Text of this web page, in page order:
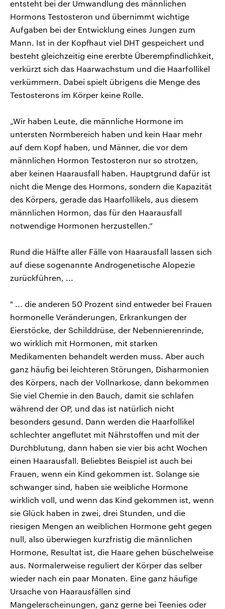
entsteht bei der Umwandlung des männlichen
Hormons Testosteron und übernimmt wichtige
Aufgaben bei der Entwicklung eines Jungen zum
Mann. Ist in der Kopfhaut viel DHT gespeichert und
besteht gleichzeitig eine ererbte Überempfindlichkeit,
verkürzt sich das Haarwachstum und die Haarfollikel
verkümmern. Dabei spielt übrigens die Menge des
Testosterons im Körper keine Rolle.
„Wir haben Leute, die männliche Hormone im
untersten Normbereich haben und kein Haar mehr
auf dem Kopf haben, und Männer, die vor dem
männlichen Hormon Testosteron nur so strotzen,
aber keinen Haarausfall haben. Hauptgrund dafür ist
nicht die Menge des Hormons, sondern die Kapazität
des Körpers, gerade das Haarfollikels, aus diesem
männlichen Hormon, das für den Haarausfall
notwendige Hormonen herzustellen.“
Rund die Hälfte aller Fälle von Haarausfall lassen sich
auf diese sogenannte Androgenetische Alopezie
zurückführen, ...
" ... die anderen 50 Prozent sind entweder bei Frauen
hormonelle Veränderungen, Erkrankungen der
Eierstöcke, der Schilddrüse, der Nebennierenrinde,
wo wirklich mit Hormonen, mit starken
Medikamenten behandelt werden muss. Aber auch
ganz häufig bei leichteren Störungen, Disharmonien
des Körpers, nach der Vollnarkose, dann bekommen
Sie viel Chemie in den Bauch, damit sie schlafen
während der OP, und das ist natürlich nicht
besonders gesund. Dann werden die Haarfollikel
schlechter angeflutet mit Nährstoffen und mit der
Durchblutung, dann haben sie vier bis acht Wochen
einen Haarausfall. Beliebtes Beispiel ist auch bei
Frauen, wenn ein Kind gekommen ist. Solange sie
schwanger sind, haben sie weibliche Hormone
wirklich voll, und wenn das Kind gekommen ist, wenn
sie Glück haben in zwei, drei Stunden, und die
riesigen Mengen an weiblichen Hormone geht gegen
null, also überwiegen kurzfristig die männlichen
Hormone, Resultat ist, die Haare gehen büschelweise
aus. Normalerweise reguliert der Körper das selber
wieder nach ein paar Monaten. Eine ganz häufige
Ursache von Haarausfällen sind
Mangelerscheinungen, ganz gerne bei Teenies oder